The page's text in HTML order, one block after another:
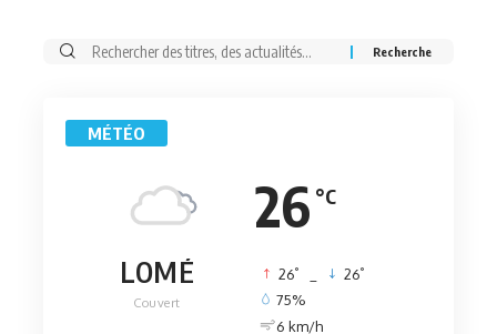
Rechercher:
MÉTÉO
26 °C
LOMÉ
Couvert
26° 26°
75%
6 km/h